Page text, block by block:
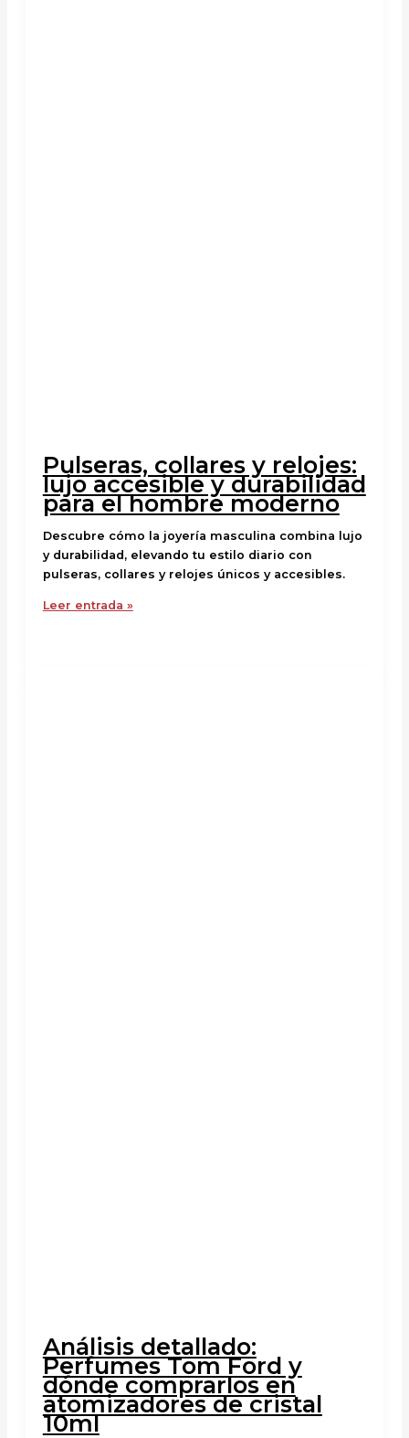
Pulseras, collares y relojes:
lujo accesible y durabilidad
para el hombre moderno
Descubre cómo la joyería masculina combina lujo
y durabilidad, elevando tu estilo diario con
pulseras, collares y relojes únicos y accesibles.
Leer entrada »
Análisis detallado:
Perfumes Tom Ford y
dónde comprarlos en
atomizadores de cristal
10ml